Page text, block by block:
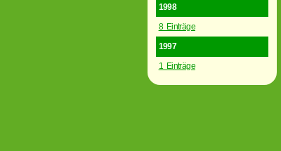
1998
8 Einträge
1997
1 Einträge